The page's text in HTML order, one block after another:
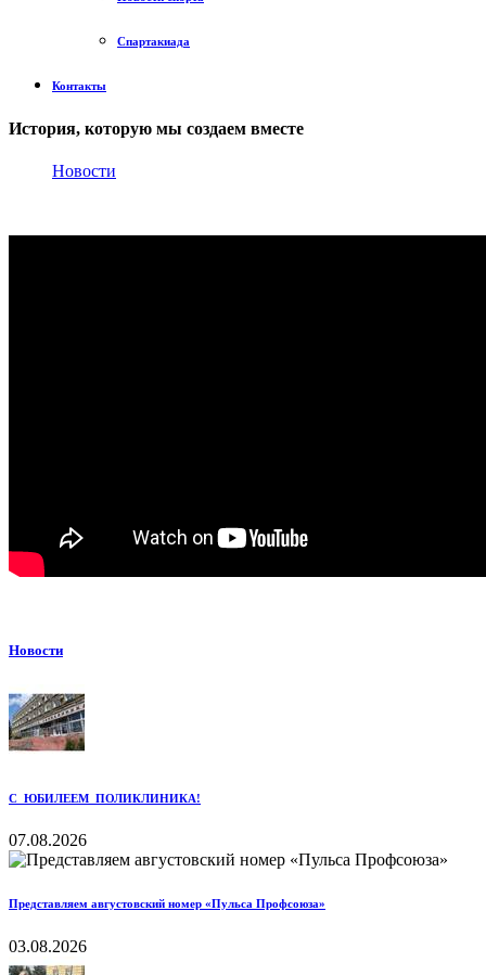
Спартакиада
Контакты
История, которую мы создаем вместе
Новости
Новости
С ЮБИЛЕЕМ ПОЛИКЛИНИКА!
07.08.2026
Представляем августовский номер «Пульса Профсоюза»
03.08.2026